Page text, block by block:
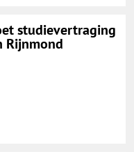
studievertraging
Rijnmond